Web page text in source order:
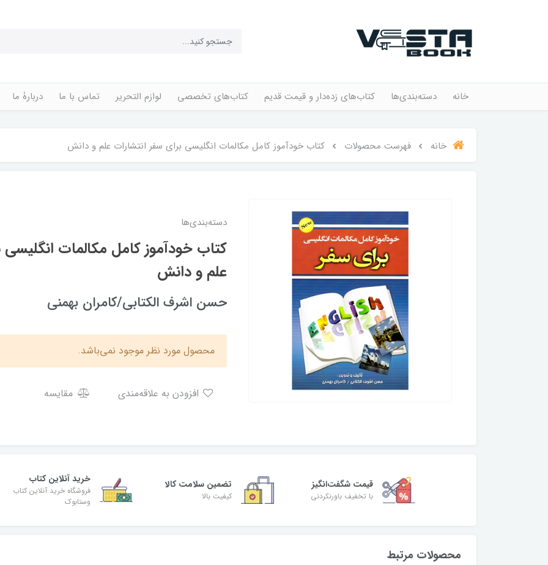
خانه دسته‌بندی‌ها کتاب‌های زده‌دار و قیمت قدیم کتاب‌های تخصصی لوازم التحریر تماس با ما دربارۀ ما
خانه فهرست محصولات کتاب خودآموز کامل مکالمات انگلیسی برای سفر انتشارات علم و دانش
دسته‌بندی‌ها
کتاب خودآموز کامل مکالمات انگلیسی
علم و دانش
حسن اشرف الکتابی/کامران بهمنی
محصول مورد نظر موجود نمی‌باشد.
مقایسه
قیمت شگفت‌انگیز
با تخفیف باورنکردنی
تضمین سلامت کالا
کیفیت بالا
خرید آنلاین کتاب
فروشگاه خرید آنلاین کتاب
وستابوک
محصولات مرتبط